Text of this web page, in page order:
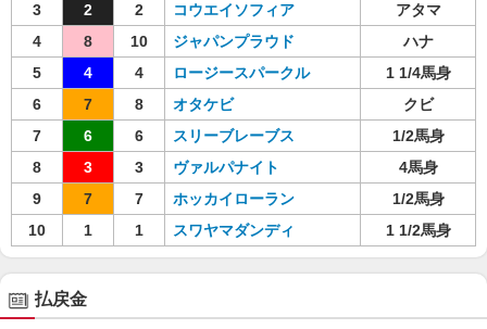
3
2 2 コウエイソフィア
アタマ
4
8 10 ジャパンプラウド
ハナ
5
4 4 ロージースパークル
1 1/4馬身
6
7 8 オタケビ
クビ
7
6 6 スリーブレーブス
1/2馬身
8
3 3 ヴァルパナイト
4馬身
9
7 7 ホッカイローラン
1/2馬身
10
1 1 スワヤマダンディ 1 1/2馬身
払戻金